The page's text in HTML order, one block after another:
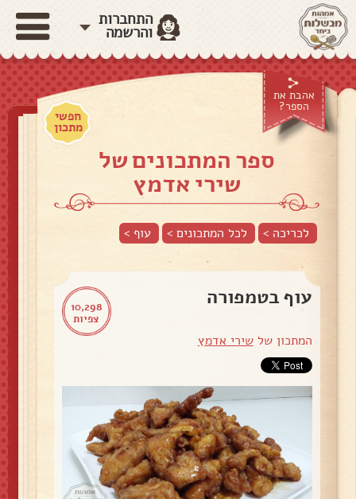
התחברות
והרשמה
אהבת את
הספר?
חפשי
מתכון
ספר המתכונים של
שירי אדמץ
לכריכה > לכל המתכונים > עוף >
10,298
צפיות
עוף בטמפורה
המתכון שלשירי אדמץ